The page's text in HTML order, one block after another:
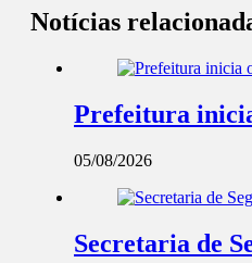
Notícias
Prefeitura
05/08/2026
Secretaria de